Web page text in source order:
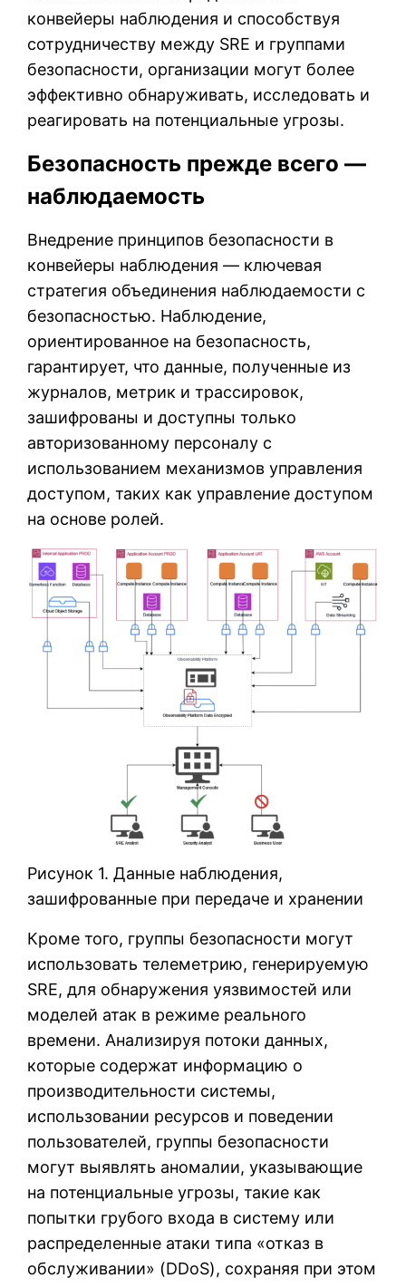
конвейеры наблюдения и способствуя
сотрудничеству между SRE и группами
безопасности, организации могут более
эффективно обнаруживать, исследовать и
реагировать на потенциальные угрозы.
Безопасность прежде всего —
наблюдаемость
Внедрение принципов безопасности в
конвейеры наблюдения — ключевая
стратегия объединения наблюдаемости с
безопасностью. Наблюдение,
ориентированное на безопасность,
гарантирует, что данные, полученные из
журналов, метрик и трассировок,
зашифрованы и доступны только
авторизованному персоналу с
использованием механизмов управления
доступом, таких как управление доступом
на основе ролей.
Рисунок 1. Данные наблюдения,
зашифрованные при передаче и хранении
Кроме того, группы безопасности могут
использовать телеметрию, генерируемую
SRE, для обнаружения уязвимостей или
моделей атак в режиме реального
времени. Анализируя потоки данных,
которые содержат информацию о
производительности системы,
использовании ресурсов и поведении
пользователей, группы безопасности
могут выявлять аномалии, указывающие
на потенциальные угрозы, такие как
попытки грубого входа в систему или
распределенные атаки типа «отказ в
обслуживании» (DDoS), сохраняя при этом